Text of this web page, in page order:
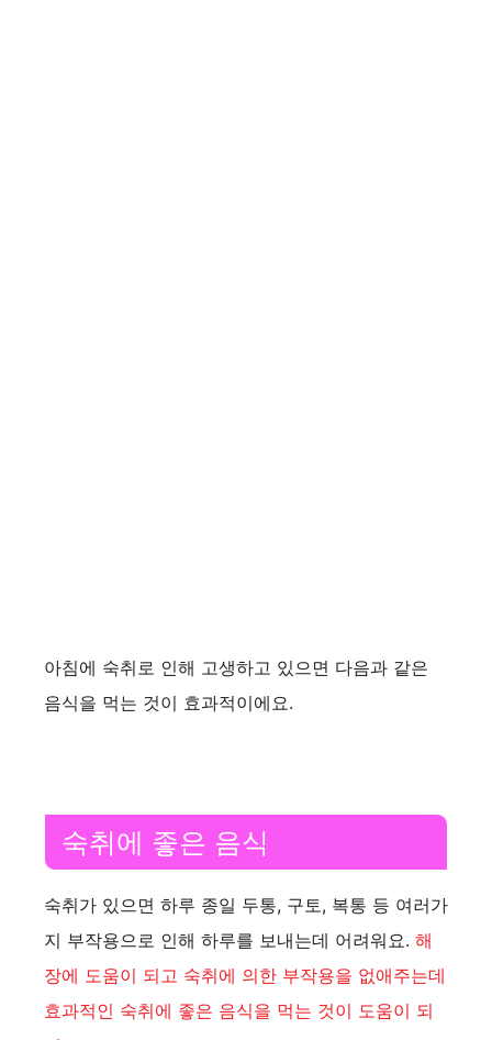
아침에 숙취로 인해 고생하고 있으면 다음과 같은
음식을 먹는 것이 효과적이에요.
숙취에 좋은 음식
숙취가 있으면 하루 종일 두통, 구토, 복통 등 여러가
지 부작용으로 인해 하루를 보내는데 어려워요. 해
장에 도움이 되고 숙취에 의한 부작용을 없애주는데
효과적인 숙취에 좋은 음식을 먹는 것이 도움이 되